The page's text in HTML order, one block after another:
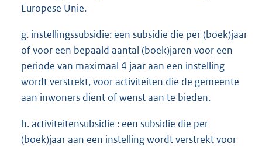
Europese Unie.
g. instellingssubsidie: een subsidie die per (boek)jaar
of voor een bepaald aantal (boek)jaren voor een
periode van maximaal 4 jaar aan een instelling
wordt verstrekt, voor activiteiten die de gemeente
aan inwoners dient of wenst aan te bieden.
h. activiteitensubsidie : een subsidie die per
(boek)jaar aan een instelling wordt verstrekt voor